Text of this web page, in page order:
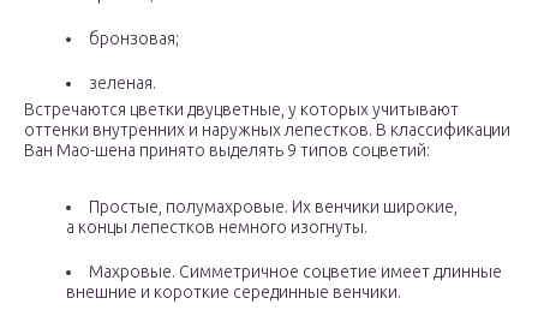
бронзовая;
зеленая.
Встречаются цветки двуцветные, у которых учитывают
оттенки внутренних и наружных лепестков. В классификации
Ван Мао-шена принято выделять 9 типов соцветий:
Простые, полумахровые. Их венчики широкие,
а концы лепестков немного изогнуты.
Махровые. Симметричное соцветие имеет длинные
внешние и короткие серединные венчики.